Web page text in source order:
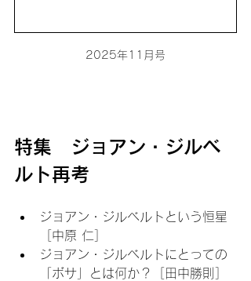
2025年11月号
特集　ジョアン・ジルベ
ルト再考
ジョアン・ジルベルトという恒星
［中原 仁］
ジョアン・ジルベルトにとっての
「ボサ」とは何か？［田中勝則］